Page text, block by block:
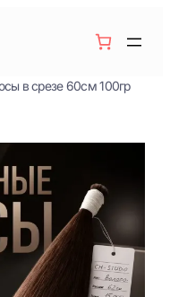
в срезе 60см 100гр